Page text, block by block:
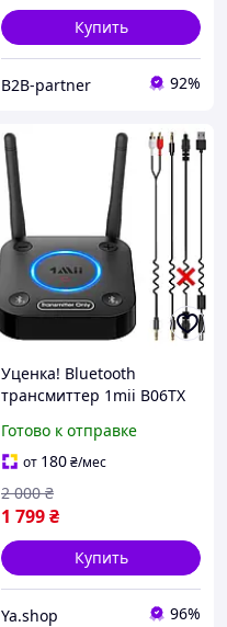
Купить
B2B-partner 92%
Уценка! Bluetooth
трансмиттер 1mii B06TX
AUX / RCA / Optical, aptX
Low Latency
Готово к отправке
от 180₴/мес
1 799₴
2 000 ₴
Купить
Ya.shop 96%